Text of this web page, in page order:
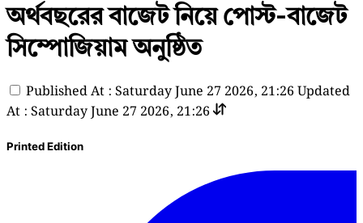
অর্থবছরের বাজেট নিয়ে পোস্ট-বাজেট
সিম্পোজিয়াম অনুষ্ঠিত
Published At : Saturday June 27 2026, 21:26 Updated
At : Saturday June 27 2026, 21:26
Printed Edition